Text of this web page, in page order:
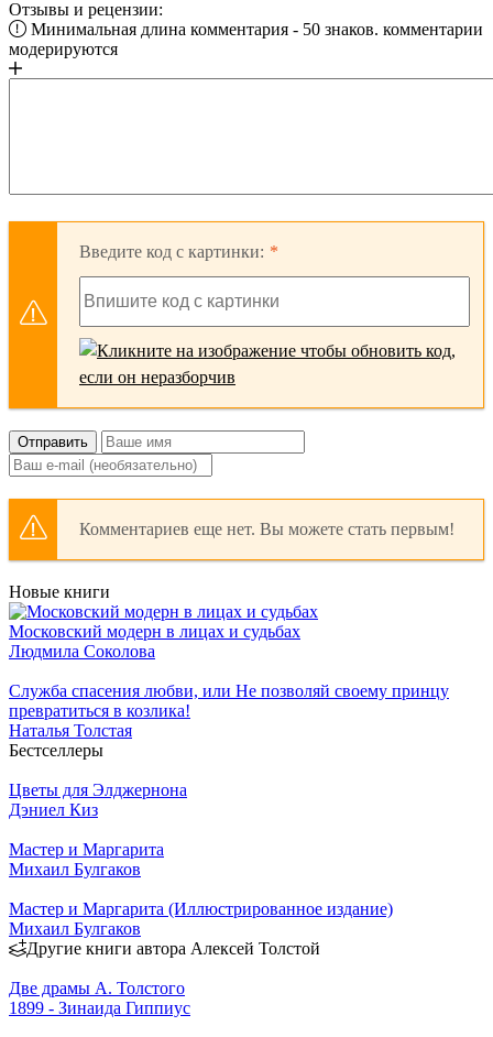
Отзывы и рецензии:
Минимальная длина комментария - 50 знаков. комментарии
модерируются
Введите код с картинки:
Отправить
Комментариев еще нет. Вы можете стать первым!
Новые книги
Московский модерн в лицах и судьбах
Людмила Соколова
Служба спасения любви, или Не позволяй своему принцу
превратиться в козлика!
Наталья Толстая
Бестселлеры
Цветы для Элджернона
Дэниел Киз
Мастер и Маргарита
Михаил Булгаков
Мастер и Маргарита (Иллюстрированное издание)
Михаил Булгаков
Другие книги автора Алексей Толстой
Две драмы А. Толстого
1899 - Зинаида Гиппиус